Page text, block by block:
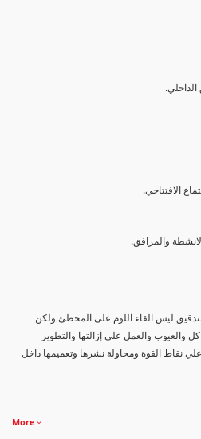
ليس القاء اللوم على المخطئ ولكن
والعمل على إزالتها والتطوير
نقاط القوة ومحاولة نشرها وتعميمها داخل
More